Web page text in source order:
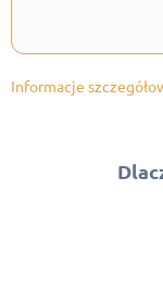
Informacje